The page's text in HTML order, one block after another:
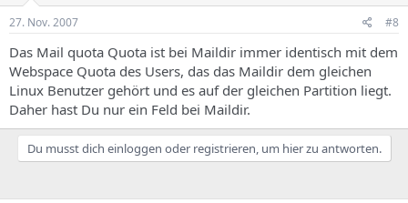
27. Nov. 2007 #8
Das Mail quota Quota ist bei Maildir immer identisch mit dem
Webspace Quota des Users, das das Maildir dem gleichen
Linux Benutzer gehört und es auf der gleichen Partition liegt.
Daher hast Du nur ein Feld bei Maildir.
Du musst dich einloggen oder registrieren, um hier zu antworten.